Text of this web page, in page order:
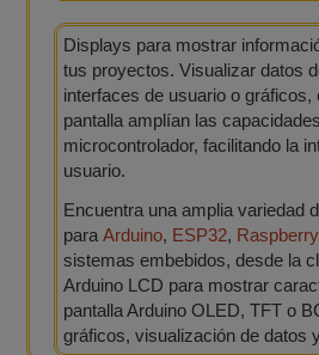
Displays para mostrar
tus proyectos. Visualizar datos
interfaces de usuario o
pantalla amplían las
microcontrolador, facilitando la
usuario.
Encuentra una amplia variedad
para Arduino, ESP32,
sistemas embebidos, desde la
Arduino LCD para mostrar
pantalla Arduino OLED, TFT o
gráficos, visualización de datos